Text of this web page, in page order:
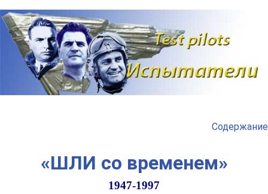
Наверх
Содержание
«ШЛИ со временем»
1947-1997